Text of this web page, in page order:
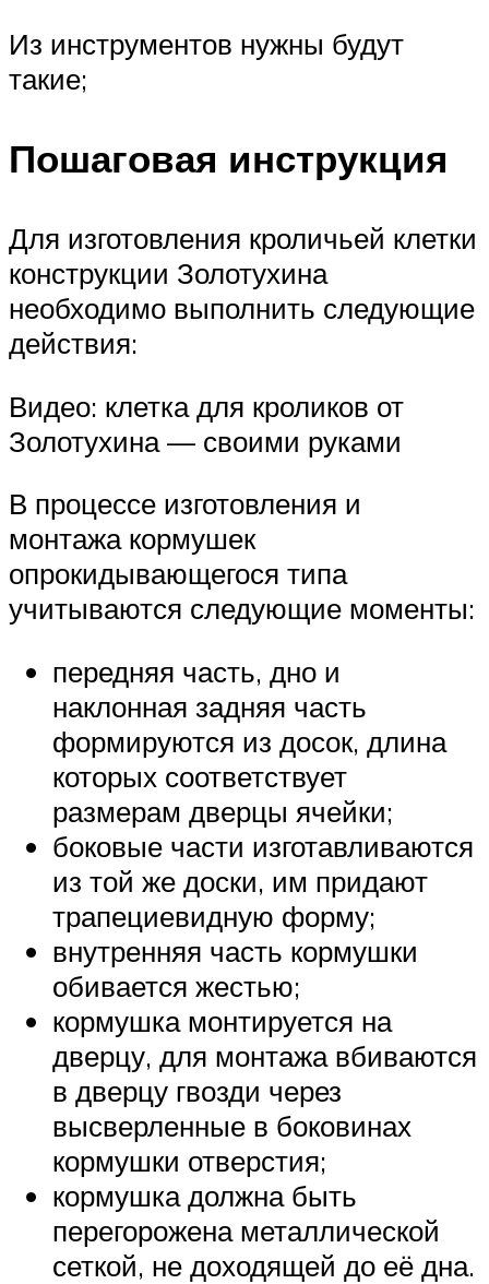
Из инструментов нужны будут
такие;
Пошаговая инструкция
Для изготовления кроличьей клетки
конструкции Золотухина
необходимо выполнить следующие
действия:
Видео: клетка для кроликов от
Золотухина — своими руками
В процессе изготовления и
монтажа кормушек
опрокидывающегося типа
учитываются следующие моменты:
передняя часть, дно и
наклонная задняя часть
формируются из досок, длина
которых соответствует
размерам дверцы ячейки;
боковые части изготавливаются
из той же доски, им придают
трапециевидную форму;
внутренняя часть кормушки
обивается жестью;
кормушка монтируется на
дверцу, для монтажа вбиваются
в дверцу гвозди через
высверленные в боковинах
кормушки отверстия;
кормушка должна быть
перегорожена металлической
сеткой, не доходящей до её дна.